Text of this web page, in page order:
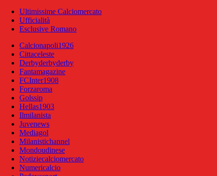
Ultimissime Calciomercato
Ufficialità
Esclusive Romano
Calcionapoli1926
Cittaceleste
Derbyderbyderby
Fantamagazine
FCInter1908
Forzaroma
Golssip
Hellas1903
Ilmilanista
Juvenews
Mediagol
Milanistichannel
Mondoudinese
Notiziecalciomercato
Numericalcio